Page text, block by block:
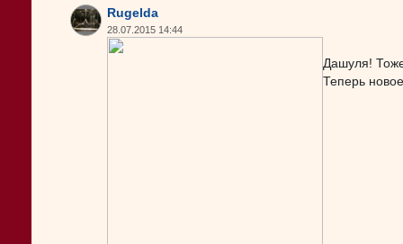
Rugelda
28.07.2015 14:44
Дашуля!
Теперь